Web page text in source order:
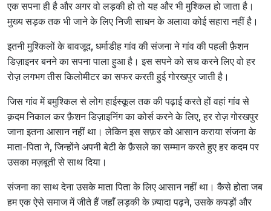
एक सपना ही है और अगर वो लड़की हो तो यह और भी मुश्किल हो जाता है।
मुख्य सड़क तक भी जाने के लिए निजी साधन के अलावा कोई सहारा नहीं है।
इतनी मुश्किलों के बावजूद, धर्माडीह गांव की संजना ने गांव की पहली फ़ैशन
डिज़ाइनर बनने का सपना पाला हुआ है। इस सपने को सच करने लिए वो हर
रोज़ लगभग तीस किलोमीटर का सफर करती हुई गोरखपुर जाती है।
जिस गांव में बमुश्किल से लोग हाईस्कूल तक की पढ़ाई करते हों वहां गांव से
क़दम निकाल कर फ़ैशन डिज़ाइनिंग का कोर्स करने के लिए, हर रोज़ गोरखपुर
जाना इतना आसान नहीं था। लेकिन इस सफ़र को आसान कराया संजना के
माता-पिता ने, जिन्होंने अपनी बेटी के फ़ैसले का सम्मान करते हुए हर कदम पर
उसका मज़बूती से साथ दिया।
संजना का साथ देना उसके माता पिता के लिए आसान नहीं था। कैसे होता जब
हम एक ऐसे समाज में जीते हैं जहाँ लड़की के ज़्यादा पढ़ने, उसके कपड़ों और